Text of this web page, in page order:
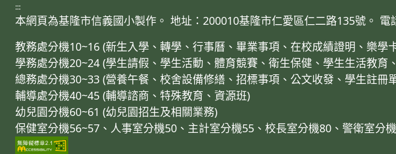
:::
本網頁為基隆市信義國小製作。 地址：200010基隆市仁愛區仁二路135號。
教務處分機10~16 (新生入學、轉學、行事曆、畢業事項、在校成績證明、樂學
學務處分機20~24 (學生請假、學生活動、體育競賽、衛生保健、學生生活教育
總務處分機30~33 (營養午餐、校舍設備修繕、招標事項、公文收發、學生註冊
輔導處分機40~45 (輔導諮商、特殊教育、資源班)
幼兒園分機60~61 (幼兒園招生及相關業務)
保健室分機56~57、人事室分機50、主計室分機55、校長室分機80、警衛室分